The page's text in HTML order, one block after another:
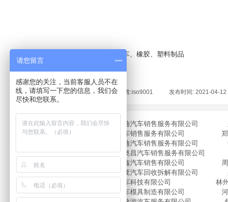
汽车、橡胶、塑料制品
来源: | 作者:iso9001 发布时间: 2021-04-12
郑州威佳兴迪汽车销售服务有限公司
保定奥泽汽车销售服务有限公司
信阳中升汇迪汽车销售服务有限公司
南阳市威佳奥昌汽车销售服务有限公司
南阳威佳众鑫汽车销售有限公司
郑州三联报废汽车回收拆解有限公司
郑州凯越汽车科技有限公司
林
河南宇坤汽车模具制造有限公司
请您留言
感谢您的关注，当前客服人员不在
线，请填写一下您的信息，我们会
尽快和您联系。